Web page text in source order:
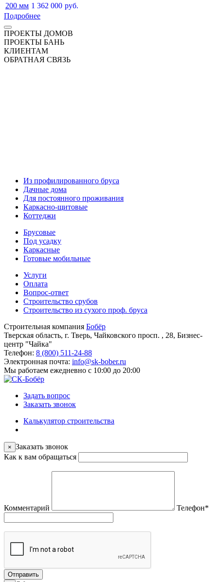
200 мм 1 362 000 руб.
Подробнее
ПРОЕКТЫ ДОМОВ
ПРОЕКТЫ БАНЬ
КЛИЕНТАМ
ОБРАТНАЯ СВЯЗЬ
Из профилированного бруса
Дачные дома
Для постоянного проживания
Каркасно-щитовые
Коттеджи
Брусовые
Под усадку
Каркасные
Готовые мобильные
Услуги
Оплата
Вопрос-ответ
Строительство срубов
Строительство из сухого проф. бруса
Строительная компания Бобёр
Тверская область, г. Тверь, Чайковского просп. , 28, Бизнес-
центр "Чайка"
Телефон: 8 (800) 511-24-88
Электронная почта: info@sk-bober.ru
Мы работаем ежедневно с 10:00 до 20:00
Задать вопрос
Заказать звонок
Калькулятор строительства
× Заказать звонок
Как к вам обращаться
Комментарий Телефон*
Отправить